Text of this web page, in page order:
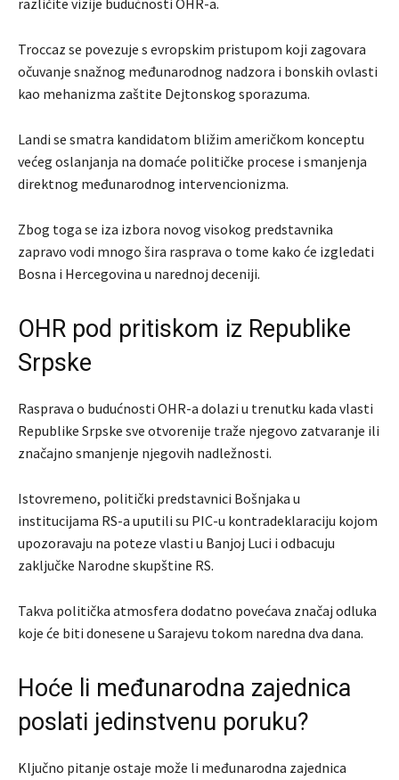
različite vizije budućnosti OHR-a.
Troccaz se povezuje s evropskim pristupom koji zagovara
očuvanje snažnog međunarodnog nadzora i bonskih ovlasti
kao mehanizma zaštite Dejtonskog sporazuma.
Landi se smatra kandidatom bližim američkom konceptu
većeg oslanjanja na domaće političke procese i smanjenja
direktnog međunarodnog intervencionizma.
Zbog toga se iza izbora novog visokog predstavnika
zapravo vodi mnogo šira rasprava o tome kako će izgledati
Bosna i Hercegovina u narednoj deceniji.
OHR pod pritiskom iz Republike
Srpske
Rasprava o budućnosti OHR-a dolazi u trenutku kada vlasti
Republike Srpske sve otvorenije traže njegovo zatvaranje ili
značajno smanjenje njegovih nadležnosti.
Istovremeno, politički predstavnici Bošnjaka u
institucijama RS-a uputili su PIC-u kontradeklaraciju kojom
upozoravaju na poteze vlasti u Banjoj Luci i odbacuju
zaključke Narodne skupštine RS.
Takva politička atmosfera dodatno povećava značaj odluka
koje će biti donesene u Sarajevu tokom naredna dva dana.
Hoće li međunarodna zajednica
poslati jedinstvenu poruku?
Ključno pitanje ostaje može li međunarodna zajednica